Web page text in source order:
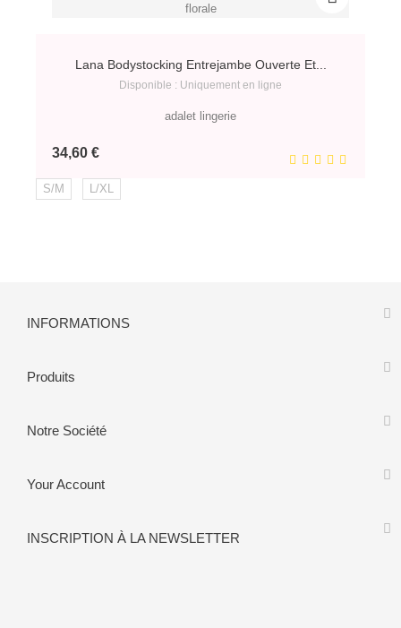
Lana Bodystocking Entrejambe Ouverte Et...
Disponible : Uniquement en ligne
adalet lingerie
34,60 €Prix
S/M L/XL
INFORMATIONS
Produits
Notre Société
Your Account
INSCRIPTION À LA NEWSLETTER